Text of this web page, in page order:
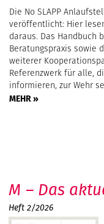
Die No SLAPP
veröffentlicht: Hier
daraus. Das Handbuch
Beratungspraxis sowie
weiterer
Referenzwerk für alle,
informieren, zur Wehr
MEHR »
M – Das
Heft 2/2026